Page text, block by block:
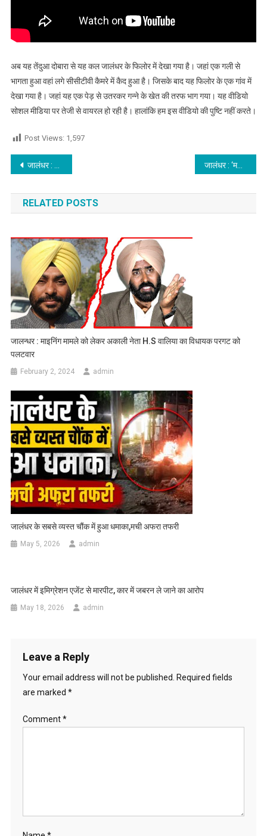
अब यह तेंदुआ दोबारा से यह कल जालंधर के फिलोर में देखा गया है। जहां एक गली से
भागता हुआ वहां लगे सीसीटीवी कैमरे में कैद हुआ है। जिसके बाद यह फिलोर के एक गांव में
देखा गया है। जहां यह एक पेड़ से उतरकर गन्ने के खेत की तरफ भाग गया। यह वीडियो
सोशल मीडिया पर तेजी से वायरल हो रही है। हालांकि हम इस वीडियो की पुष्टि नहीं करते।
Post Views: 1,597
Post navigation
जालंधर : फुटपाथ लोगों के चलने के लिए है, ना कि रेहड़िया लगाने के लिए जालंधर : ‘मकड़ी की तरह दीवार पर चढ़ घर में घुसा चोर, लाखों का सामान लेकर फरार, देखें CCTV
RELATED POSTS
जालन्धर : माइनिंग मामले को लेकर अकाली नेता H.S वालिया का विधायक परगट को
पलटवार
February 2, 2024 admin
जालंधर के सबसे व्यस्त चौंक में हुआ धमाका,मची अफरा तफरी
May 5, 2026 admin
जालंधर में इमिग्रेशन एजेंट से मारपीट, कार में जबरन ले जाने का आरोप
May 18, 2026 admin
Leave a Reply
Your email address will not be published.
Required fields
are marked *
Comment*